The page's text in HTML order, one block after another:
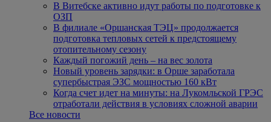
В Витебске активно идут работы по подготовке к
ОЗП
В филиале «Оршанская ТЭЦ» продолжается
подготовка тепловых сетей к предстоящему
отопительному сезону
Каждый погожий день – на вес золота
Новый уровень зарядки: в Орше заработала
супербыстрая ЭЗС мощностью 160 кВт
Когда счет идет на минуты: на Лукомльской ГРЭС
отработали действия в условиях сложной аварии
Все новости